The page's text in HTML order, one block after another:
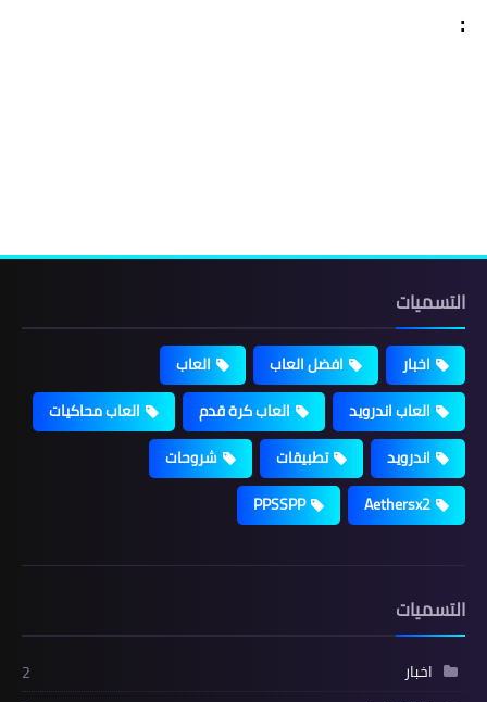
:
التسميات
اخبار افضل العاب
العاب
العاب اندرويد
العاب كرة قدم
العاب محاكيات
اندرويد
تطبيقات
شروحات
Aethersx2
PPSSPP
التسميات
اخبار
2